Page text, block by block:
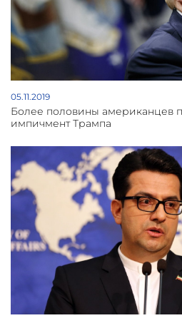
05.11.2019
Более половины американцев
импичмент Трампа